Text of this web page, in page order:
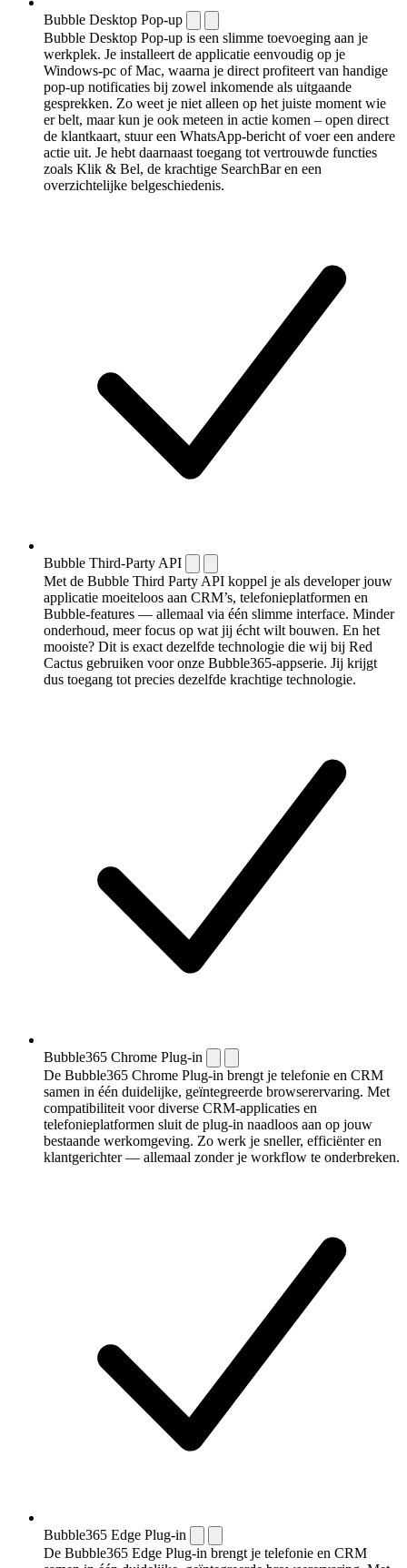
Bubble Desktop Pop-up
Bubble Desktop Pop-up is een slimme toevoeging aan je
werkplek. Je installeert de applicatie eenvoudig op je
Windows-pc of Mac, waarna je direct profiteert van handige
pop-up notificaties bij zowel inkomende als uitgaande
gesprekken. Zo weet je niet alleen op het juiste moment wie
er belt, maar kun je ook meteen in actie komen – open direct
de klantkaart, stuur een WhatsApp-bericht of voer een andere
actie uit. Je hebt daarnaast toegang tot vertrouwde functies
zoals Klik & Bel, de krachtige SearchBar en een
overzichtelijke belgeschiedenis.
Bubble Third-Party API
Met de Bubble Third Party API koppel je als developer jouw
applicatie moeiteloos aan CRM’s, telefonieplatformen en
Bubble-features — allemaal via één slimme interface. Minder
onderhoud, meer focus op wat jij écht wilt bouwen. En het
mooiste? Dit is exact dezelfde technologie die wij bij Red
Cactus gebruiken voor onze Bubble365-appserie. Jij krijgt
dus toegang tot precies dezelfde krachtige technologie.
Bubble365 Chrome Plug-in
De Bubble365 Chrome Plug-in brengt je telefonie en CRM
samen in één duidelijke, geïntegreerde browserervaring. Met
compatibiliteit voor diverse CRM-applicaties en
telefonieplatformen sluit de plug-in naadloos aan op jouw
bestaande werkomgeving. Zo werk je sneller, efficiënter en
klantgerichter — allemaal zonder je workflow te onderbreken.
Bubble365 Edge Plug-in
De Bubble365 Edge Plug-in brengt je telefonie en CRM